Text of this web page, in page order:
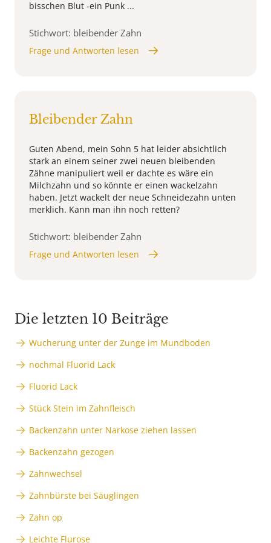
bisschen Blut -ein Punk ...
Stichwort: bleibender Zahn
Frage und Antworten lesen
Bleibender Zahn
Guten Abend, mein Sohn 5 hat leider absichtlich
stark an einem seiner zwei neuen bleibenden
Zähne manipuliert weil er dachte es wäre ein
Milchzahn und so könnte er einen wackelzahn
haben. Jetzt wackelt der neue Schneidezahn unten
merklich. Kann man ihn noch retten?
Stichwort: bleibender Zahn
Frage und Antworten lesen
Die letzten 10 Beiträge
Wucherung unter der Zunge im Mundboden
nochmal Fluorid Lack
Fluorid Lack
Stück Stein im Zahnfleisch
Backenzahn unter Narkose ziehen lassen
Backenzahn gezogen
Zahnwechsel
Zahnbürste bei Säuglingen
Zahn op
Leichte Flurose